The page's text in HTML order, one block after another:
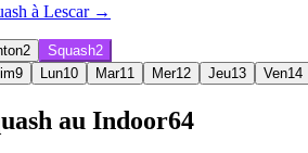
à Lescar→
2 Squash2
9 Lun10 Mar11 Mer12 Jeu13 Ven14
au Indoor64